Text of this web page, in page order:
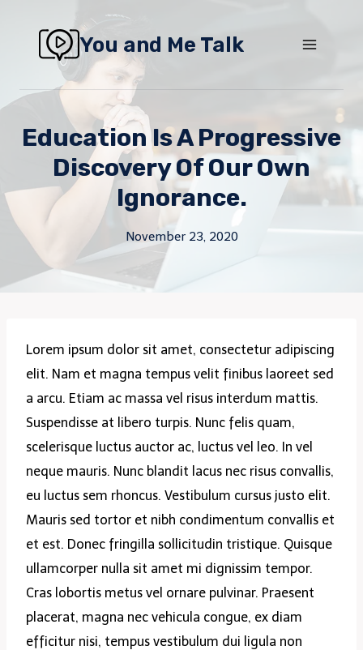
content
You and Me Talk
Education Is A Progressive
Discovery Of Our Own
Ignorance.
November 23, 2020
Lorem ipsum dolor sit amet, consectetur adipiscing
elit. Nam et magna tempus velit finibus laoreet sed
a arcu. Etiam ac massa vel risus interdum mattis.
Suspendisse at libero turpis. Nunc felis quam,
scelerisque luctus auctor ac, luctus vel leo. In vel
neque mauris. Nunc blandit lacus nec risus convallis,
eu luctus sem rhoncus. Vestibulum cursus justo elit.
Mauris sed tortor et nibh condimentum convallis et
et est. Donec fringilla sollicitudin tristique. Quisque
ullamcorper nulla sit amet mi dignissim tempor.
Cras lobortis metus vel ornare pulvinar. Praesent
placerat, magna nec vehicula congue, ex diam
efficitur nisi, tempus vestibulum dui ligula non